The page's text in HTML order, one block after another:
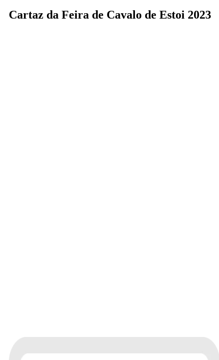
Cartaz da Feira de Cavalo de Estoi 2023